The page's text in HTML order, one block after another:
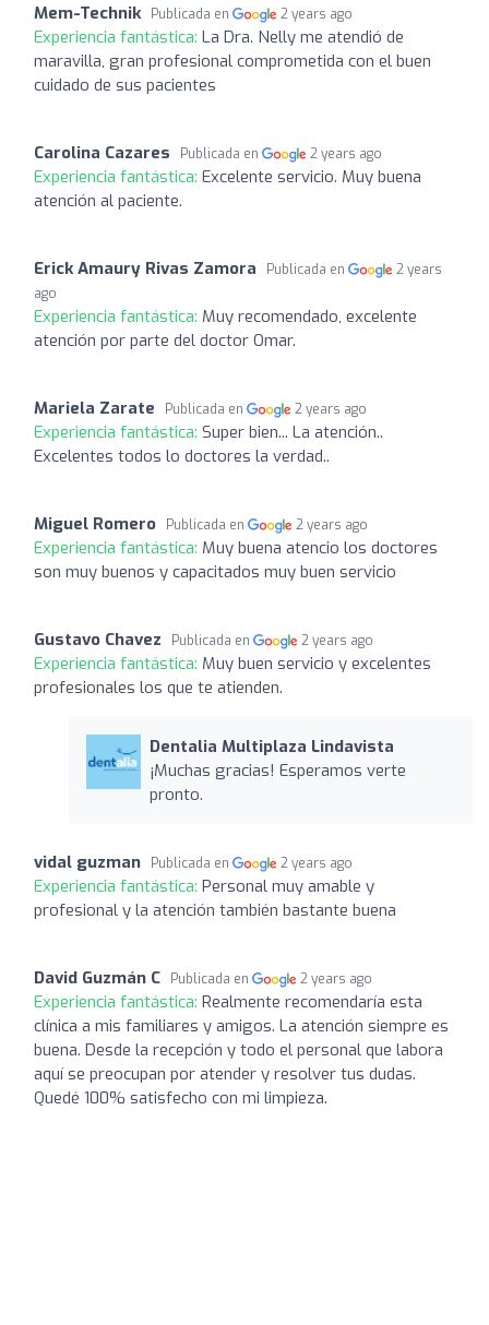
Mem-Technik Publicada en 2 years ago
Experiencia fantástica: La Dra. Nelly me atendió de
maravilla, gran profesional comprometida con el buen
cuidado de sus pacientes
Carolina Cazares Publicada en 2 years ago
Experiencia fantástica: Excelente servicio. Muy buena
atención al paciente.
Erick Amaury Rivas Zamora Publicada en
2 years
ago
Experiencia fantástica: Muy recomendado, excelente
atención por parte del doctor Omar.
Mariela Zarate Publicada en 2 years ago
Experiencia fantástica: Super bien... La atención..
Excelentes todos lo doctores la verdad..
Miguel Romero Publicada en 2 years ago
Experiencia fantástica: Muy buena atencio los doctores
son muy buenos y capacitados muy buen servicio
Gustavo Chavez Publicada en 2 years ago
Experiencia fantástica: Muy buen servicio y excelentes
profesionales los que te atienden.
Dentalia Multiplaza Lindavista
¡Muchas gracias! Esperamos verte
pronto.
vidal guzman Publicada en 2 years ago
Experiencia fantástica: Personal muy amable y
profesional y la atención también bastante buena
David Guzmán C Publicada en 2 years ago
Experiencia fantástica: Realmente recomendaría esta
clínica a mis familiares y amigos. La atención siempre es
buena. Desde la recepción y todo el personal que labora
aquí se preocupan por atender y resolver tus dudas.
Quedé 100% satisfecho con mi limpieza.